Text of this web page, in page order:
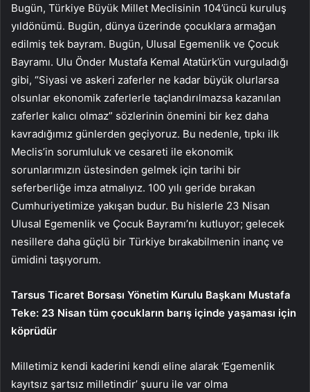
Bugün, Türkiye Büyük Millet Meclisinin 104’üncü kuruluş
yıldönümü. Bugün, dünya üzerinde çocuklara armağan
edilmiş tek bayram. Bugün, Ulusal Egemenlik ve Çocuk
Bayramı. Ulu Önder Mustafa Kemal Atatürk’ün vurguladığı
gibi, “Siyasi ve askeri zaferler ne kadar büyük olurlarsa
olsunlar ekonomik zaferlerle taçlandırılmazsa kazanılan
zaferler kalıcı olmaz” sözlerinin önemini bir kez daha
kavradığımız günlerden geçiyoruz. Bu nedenle, tıpkı ilk
Meclis’in sorumluluk ve cesareti ile ekonomik
sorunlarımızın üstesinden gelmek için tarihi bir
seferberliğe imza atmalıyız. 100 yılı geride bırakan
Cumhuriyetimize yakışan budur. Bu hislerle 23 Nisan
Ulusal Egemenlik ve Çocuk Bayramı’nı kutluyor; gelecek
nesillere daha güçlü bir Türkiye bırakabilmenin inanç ve
ümidini taşıyorum.
Tarsus Ticaret Borsası Yönetim Kurulu Başkanı Mustafa
Teke: 23 Nisan tüm çocukların barış içinde yaşaması için
köprüdür
Milletimiz kendi kaderini kendi eline alarak ‘Egemenlik
kayıtsız şartsız milletindir’ şuuru ile var olma